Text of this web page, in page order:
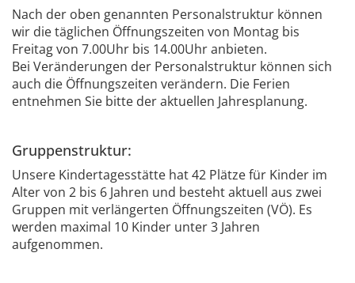
Nach der oben genannten Personalstruktur können
wir die täglichen Öffnungszeiten von Montag bis
Freitag von 7.00Uhr bis 14.00Uhr anbieten.
Bei Veränderungen der Personalstruktur können sich
auch die Öffnungszeiten verändern. Die Ferien
entnehmen Sie bitte der aktuellen Jahresplanung.
Gruppenstruktur:
Unsere Kindertagesstätte hat 42 Plätze für Kinder im
Alter von 2 bis 6 Jahren und besteht aktuell aus zwei
Gruppen mit verlängerten Öffnungszeiten (VÖ). Es
werden maximal 10 Kinder unter 3 Jahren
aufgenommen.